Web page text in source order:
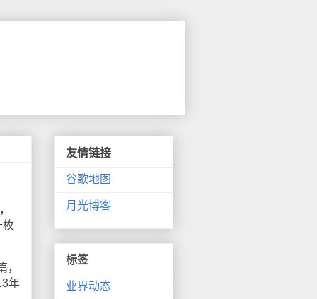
枚
年
友情链接
谷歌地图
月光博客
标签
业界动态